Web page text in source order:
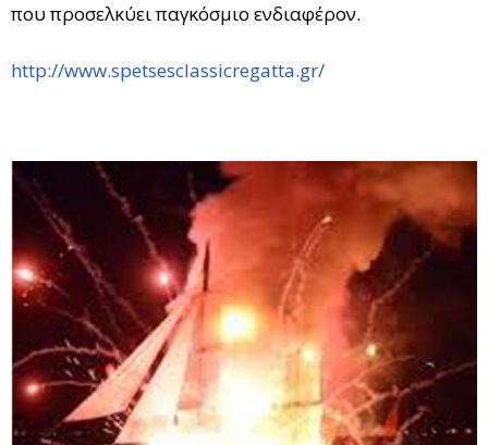
που προσελκύει παγκόσμιο ενδιαφέρον.
http://www.spetsesclassicregatta.gr/